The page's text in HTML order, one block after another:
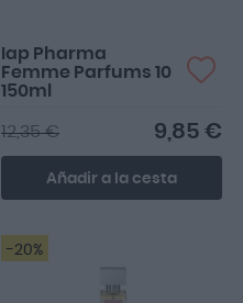
Iap Pharma
Femme Parfums 10
150ml
9,85 €
12,35 €
Añadir a la cesta
-20%